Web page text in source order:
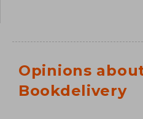
Opinions
Bookdelivery